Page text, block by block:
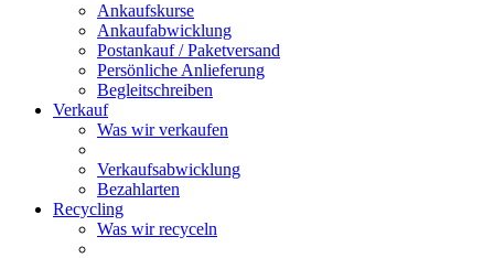
Ankaufskurse
Ankaufabwicklung
Postankauf / Paketversand
Persönliche Anlieferung
Begleitschreiben
Verkauf
Was wir verkaufen
Verkaufsabwicklung
Bezahlarten
Recycling
Was wir recyceln